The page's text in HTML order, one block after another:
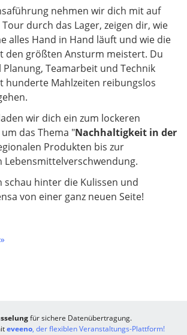
nehmen wir dich mit auf
durch das Lager, zeigen dir, wie
alles Hand in Hand läuft und wie die
den größten Ansturm meistert. Du
Teamarbeit und Technik
hunderte Mahlzeiten reibungslos
wir dich ein zum lockeren
das Thema "Nachhaltigkeit in der
Produkten bis zur
Lebensmittelverschwendung.
schau hinter die Kulissen und
von einer ganz neuen Seite!
für sichere Datenübertragung.
eveeno, der flexiblen Veranstaltungs-Plattform!